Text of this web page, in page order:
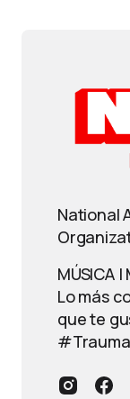
National
MÚSICA |
Lo más
que te